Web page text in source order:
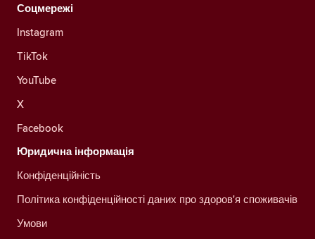
Соцмережі
Instagram
TikTok
YouTube
X
Facebook
Юридична інформація
Конфіденційність
Політика конфіденційності даних про здоров'я споживачів
Умови